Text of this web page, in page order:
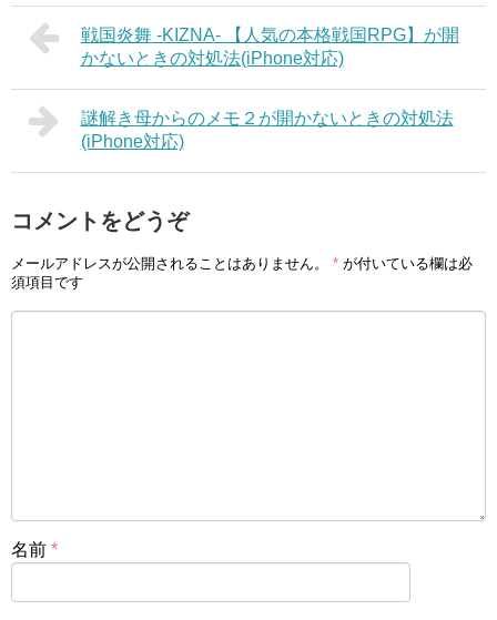
戦国炎舞 -KIZNA- 【人気の本格戦国RPG】が開
かないときの対処法(iPhone対応)
謎解き母からのメモ２が開かないときの対処法
(iPhone対応)
コメントをどうぞ
メールアドレスが公開されることはありません。 * が付いている欄は必
須項目です
名前 *